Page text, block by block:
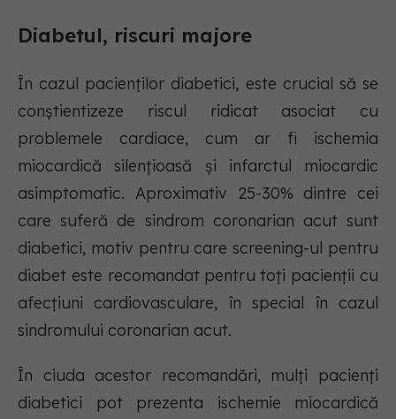
Diabetul, riscuri majore
În cazul pacienților diabetici, este crucial să se
conștientizeze riscul ridicat asociat cu
problemele cardiace, cum ar fi ischemia
miocardică silențioasă și infarctul miocardic
asimptomatic. Aproximativ 25-30% dintre cei
care suferă de sindrom coronarian acut sunt
diabetici, motiv pentru care screening-ul pentru
diabet este recomandat pentru toți pacienții cu
afecțiuni cardiovasculare, în special în cazul
sindromului coronarian acut.
În ciuda acestor recomandări, mulți pacienți
diabetici pot prezenta ischemie miocardică